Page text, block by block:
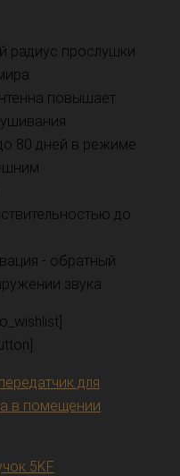
радиус прослушки
повышает
80 дней в режиме
до
- обратный
звука
5KF